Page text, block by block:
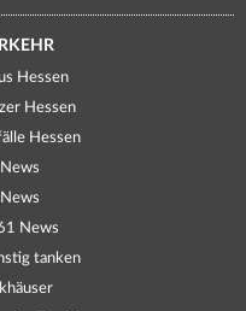
Hessen
Hessen
Hessen
News
tanken